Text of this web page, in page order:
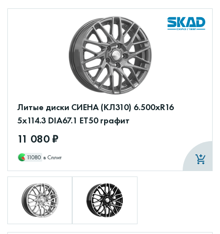
Литые диски СИЕНА (КЛ310) 6.500xR16
5x114.3 DIA67.1 ET50 графит
11 080 ₽
11080 в Сплит